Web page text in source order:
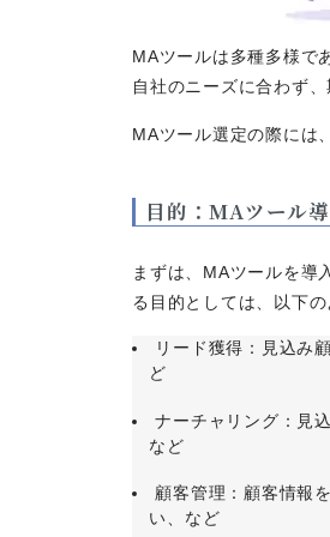
MAツールは多種多様で
自社のニーズに合わず
MAツール選定の際には
目的：MAツール
まずは、MAツールを導
る目的としては、以下
リード獲得：見込み
ど
ナーチャリング：見
など
顧客管理：顧客情報
い、など